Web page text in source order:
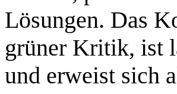
Lösungen. Das
grüner Kritik, ist
und erweist sich